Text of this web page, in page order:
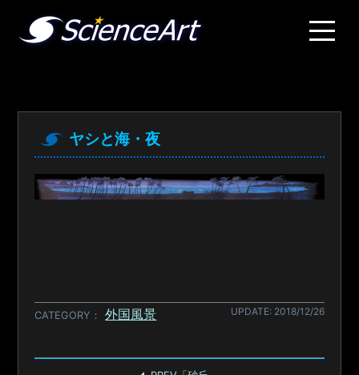
ヤシと海・夜
CATEGORY 外国風景 UPDATE: 2018/12/26